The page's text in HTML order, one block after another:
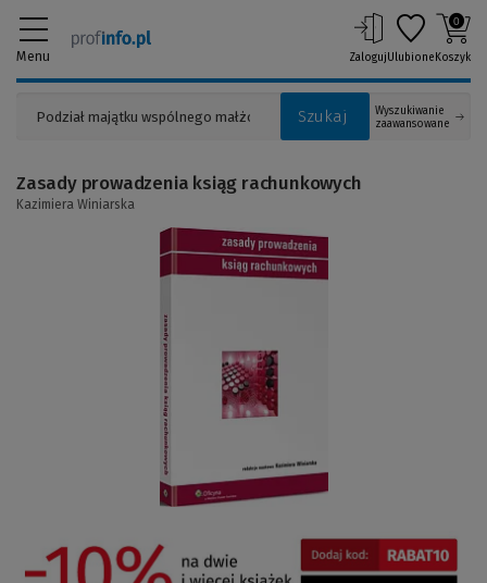
Menu
Szukaj
Wyszukiwanie
zaawansowane
ZalogujUlubione
0
Koszyk
(Link
do
innej
Zasady prowadzenia ksiąg rachunkowych
Kazimiera Winiarska